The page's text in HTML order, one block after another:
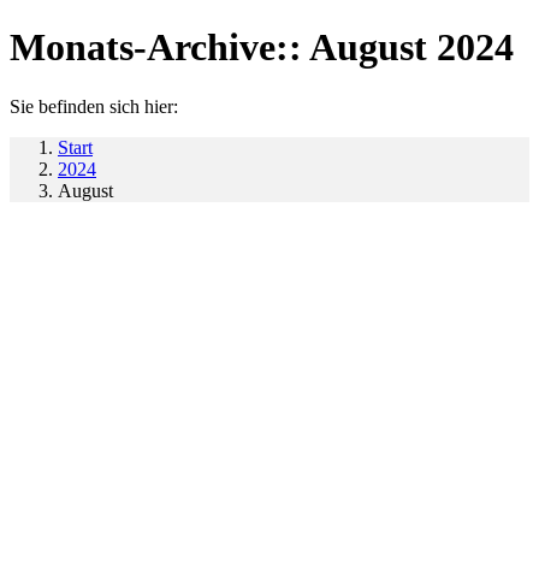
Monats-Archive:: August 2024
Sie befinden sich hier:
Start
2024
August